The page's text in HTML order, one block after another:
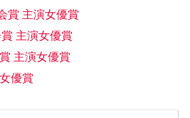
主演女優賞
主演女優賞
主演女優賞
優賞